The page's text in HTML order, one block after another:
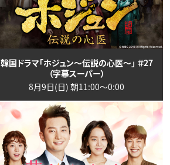
韓国ドラマ「ホジュン～伝説の心医～」 ＃27
（字幕スーパー）
8月9日(日) 朝11:00〜0:00